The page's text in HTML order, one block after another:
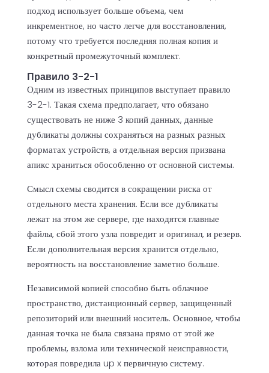
подход использует больше объема, чем
инкрементное, но часто легче для восстановления,
потому что требуется последняя полная копия и
конкретный промежуточный комплект.
Правило 3-2-1
Одним из известных принципов выступает правило
3-2-1. Такая схема предполагает, что обязано
существовать не ниже 3 копий данных, данные
дубликаты должны сохраняться на разных разных
форматах устройств, а отдельная версия призвана
апикс храниться обособленно от основной системы.
Смысл схемы сводится в сокращении риска от
отдельного места хранения. Если все дубликаты
лежат на этом же сервере, где находятся главные
файлы, сбой этого узла повредит и оригинал, и резерв.
Если дополнительная версия хранится отдельно,
вероятность на восстановление заметно больше.
Независимой копией способно быть облачное
пространство, дистанционный сервер, защищенный
репозиторий или внешний носитель. Основное, чтобы
данная точка не была связана прямо от этой же
проблемы, взлома или технической неисправности,
которая повредила up x первичную систему.